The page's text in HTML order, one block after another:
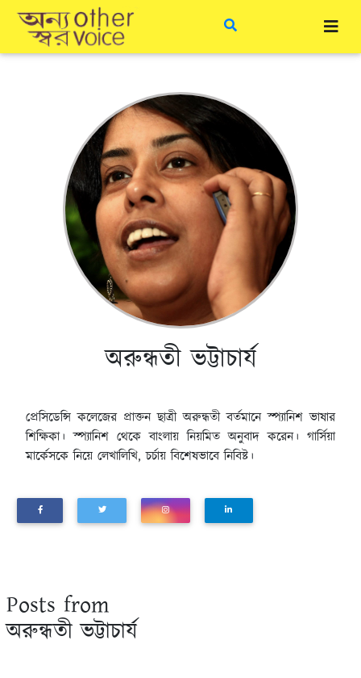
অরুন্ধতী ভট্টাচার্য
প্রেসিডেন্সি কলেজের প্রাক্তন ছাত্রী অরুন্ধতী বর্তমানে স্প্যানিশ ভাষার
শিক্ষিকা। স্প্যানিশ থেকে বাংলায় নিয়মিত অনুবাদ করেন। গার্সিয়া
মার্কেসকে নিয়ে লেখালিখি, চর্চায় বিশেষভাবে নিবিষ্ট।
Posts from
অরুন্ধতী ভট্টাচার্য